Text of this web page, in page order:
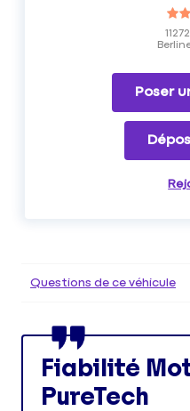
11272
Poser
Questions de ce véhicule
Fiabilité
PureTech